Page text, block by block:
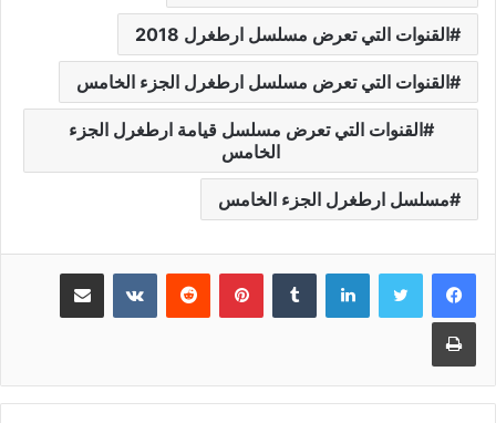
القنوات التي تعرض مسلسل ارطغرل 2018
القنوات التي تعرض مسلسل ارطغرل الجزء الخامس
القنوات التي تعرض مسلسل قيامة ارطغرل الجزء
الخامس
مسلسل ارطغرل الجزء الخامس
لينكدإن بينتيريست مشاركة عبر البريد
طباعة